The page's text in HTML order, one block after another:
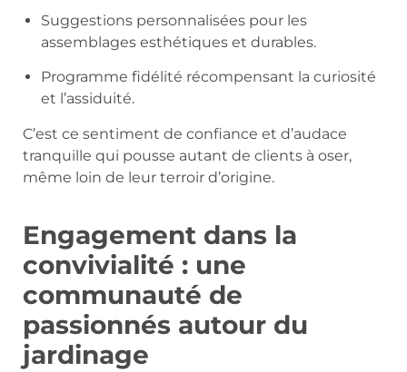
Suggestions personnalisées pour les
assemblages esthétiques et durables.
Programme fidélité récompensant la curiosité
et l’assiduité.
C’est ce sentiment de confiance et d’audace
tranquille qui pousse autant de clients à oser,
même loin de leur terroir d’origine.
Engagement dans la
convivialité : une
communauté de
passionnés autour du
jardinage